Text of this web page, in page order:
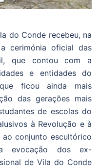
do Conde recebeu, na
cerimónia oficial das
que contou com a
e entidades do
ficou ainda mais
das gerações mais
de escolas do
à Revolução e à
ao conjunto escultórico
evocação dos ex-
de Vila do Conde